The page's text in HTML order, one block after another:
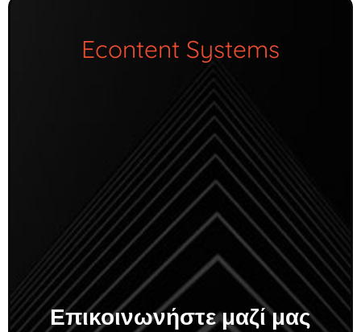
Econtent Systems
Επικοινωνήστε μαζί μας